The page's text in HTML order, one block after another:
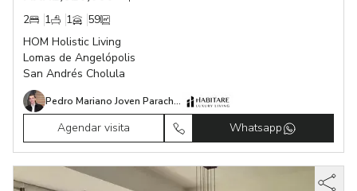
2
1 1
59
HOM Holistic Living
Lomas de Angelópolis
San Andrés Cholula
Pedro Mariano Joven Parachini
Agendar visita Whatsapp